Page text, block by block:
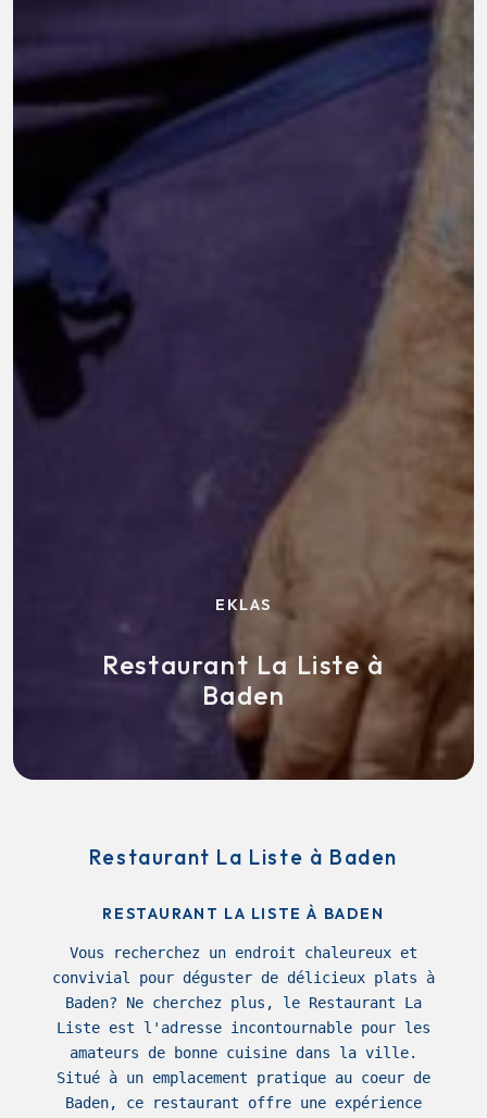
Restaurant La Liste à
Baden
EKLAS
Restaurant La Liste à Baden
RESTAURANT LA LISTE À BADEN
Vous recherchez un endroit chaleureux et
convivial pour déguster de délicieux plats à
Baden? Ne cherchez plus, le Restaurant La
Liste est l'adresse incontournable pour les
amateurs de bonne cuisine dans la ville.
Situé à un emplacement pratique au coeur de
Baden, ce restaurant offre une expérience